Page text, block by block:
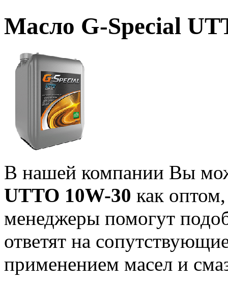
Масло G-Special
В нашей компании Вы
UTTO 10W-30 как
менеджеры помогут
ответят на
применением масел и